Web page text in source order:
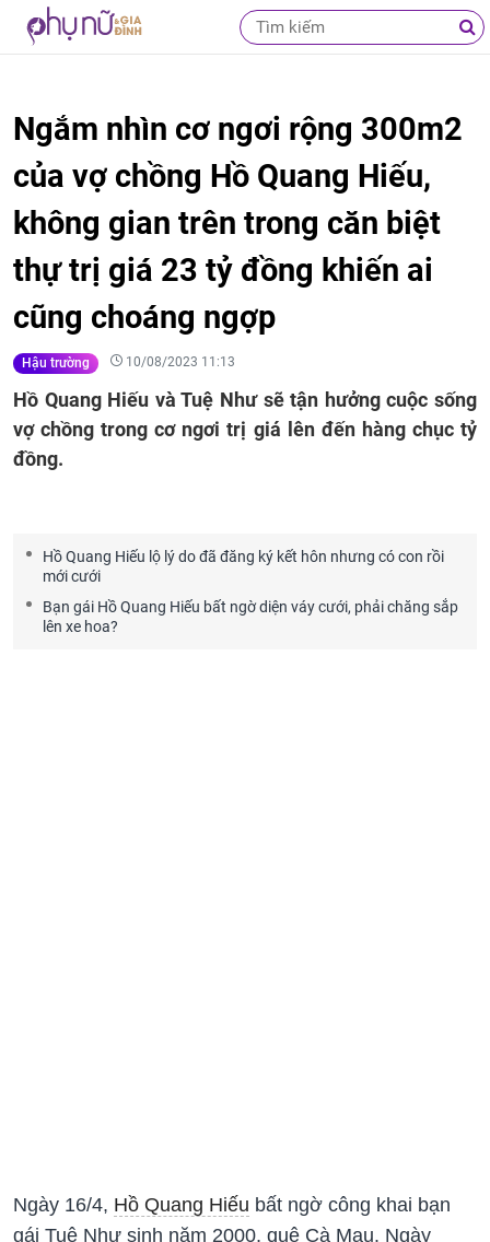
Ngắm nhìn cơ ngơi rộng 300m2
của vợ chồng Hồ Quang Hiếu,
không gian trên trong căn biệt
thự trị giá 23 tỷ đồng khiến ai
cũng choáng ngợp
Hậu trường 10/08/2023 11:13
Hồ Quang Hiếu và Tuệ Như sẽ tận hưởng cuộc sống
vợ chồng trong cơ ngơi trị giá lên đến hàng chục tỷ
đồng.
Hồ Quang Hiếu lộ lý do đã đăng ký kết hôn nhưng có con rồi
mới cưới
Bạn gái Hồ Quang Hiếu bất ngờ diện váy cưới, phải chăng sắp
lên xe hoa?
Ngày 16/4, Hồ Quang Hiếu bất ngờ công khai bạn
gái Tuệ Như sinh năm 2000, quê Cà Mau. Ngày